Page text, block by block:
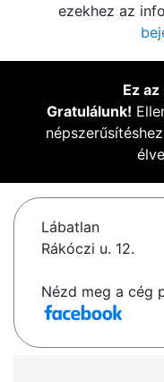
ezekhez az
Ez
Gratulálunk!
Lábatlan
Rákóczi u. 12.
Nézd meg a cég